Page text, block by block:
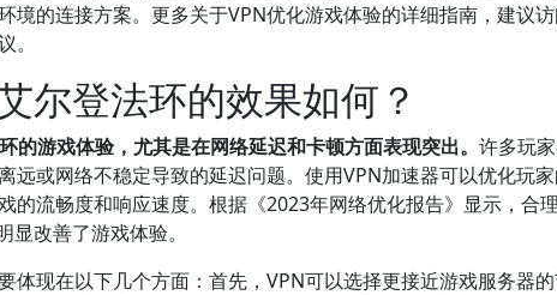
境的连接方案。更多关于VPN优化游戏体验的详细指南，建议
。
尔登法环的效果如何？
的游戏体验，尤其是在网络延迟和卡顿方面表现突出。 许多玩
远或网络不稳定导致的延迟问题。使用VPN加速器可以优化玩
的流畅度和响应速度。根据《2023年网络优化报告》显示，合
改善了游戏体验。
体现在以下几个方面：首先，VPN可以选择更接近游戏服务器